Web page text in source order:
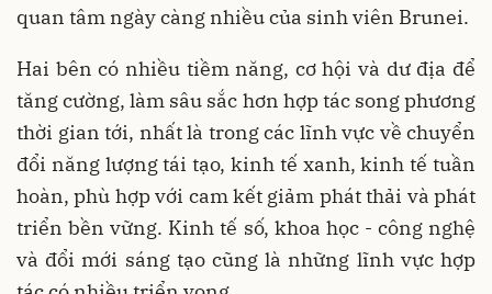
quan tâm ngày càng nhiều của sinh viên Brunei.
Hai bên có nhiều tiềm năng, cơ hội và dư địa để
tăng cường, làm sâu sắc hơn hợp tác song phương
thời gian tới, nhất là trong các lĩnh vực về chuyển
đổi năng lượng tái tạo, kinh tế xanh, kinh tế tuần
hoàn, phù hợp với cam kết giảm phát thải và phát
triển bền vững. Kinh tế số, khoa học - công nghệ
và đổi mới sáng tạo cũng là những lĩnh vực hợp